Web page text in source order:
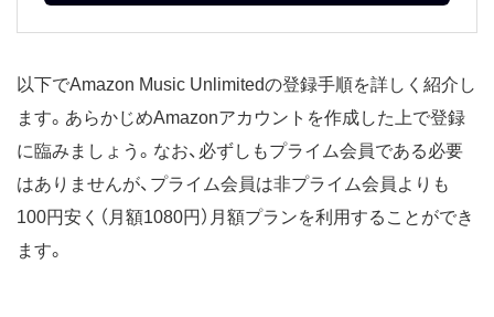
以下でAmazon Music Unlimitedの登録手順を詳しく紹介し
ます。あらかじめAmazonアカウントを作成した上で登録
に臨みましょう。なお、必ずしもプライム会員である必要
はありませんが、プライム会員は非プライム会員よりも
100円安く（月額1080円）月額プランを利用することができ
ます。